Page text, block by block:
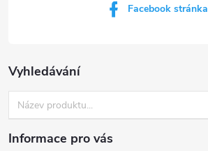
Vyhledávání
Informace pro vás
Facebook stránka